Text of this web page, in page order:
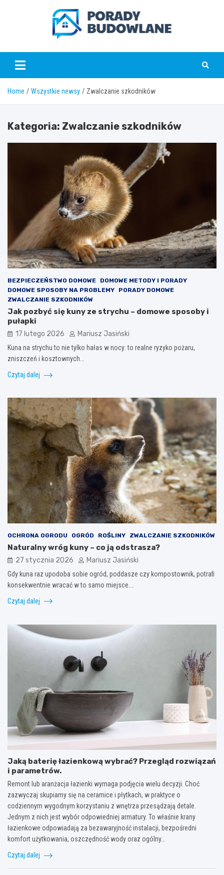
poradybudowlane.pl
Home Wszystkie newsy Zwalczanie szkodników
Kategoria: Zwalczanie szkodników
BEZPIECZEŃSTWO DOMOWE
DOMOWE METODY I PORADY
DOMOWE SPOSOBY NA PROBLEMY
PORADY DOMOWE
ZWALCZANIE SZKODNIKÓW
Jak pozbyć się kuny ze strychu – domowe sposoby i
pułapki
17 lutego 2026 Mariusz Jasiński
Kuna na strychu to nie tylko hałas w nocy: to realne ryzyko pożaru,
zniszczeń i kosztownych…
Czytaj dalej
OCHRONA OGRODU OGRÓD ROŚLINY ZWALCZANIE SZKODNIKÓW
Naturalny wróg kuny – co ją odstrasza?
27 stycznia 2026 Mariusz Jasiński
Gdy kuna raz upodoba sobie ogród, poddasze czy kompostownik, potrafi
konsekwentnie wracać w to samo miejsce.…
Czytaj dalej
Jaką baterię łazienkową wybrać? Przegląd rozwiązań
i parametrów.
Remont lub aranżacja łazienki wymaga podjęcia wielu decyzji. Choć
zazwyczaj skupiamy się na ceramice i płytkach, w praktyce o
codziennym wygodnym korzystaniu z wnętrza przesądzają detale.
Jednym z nich jest wybór odpowiedniej armatury. To właśnie krany
łazienkowe odpowiadają za bezawaryjność instalacji, bezpośredni
komfort użytkowania, oszczędność wody oraz ogólny…
Czytaj dalej